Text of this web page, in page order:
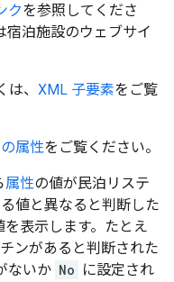
クを参照してくださ
宿泊施設のウェブサイ
、 XML 子要素をご覧
属性をご覧ください。
属性の値が民泊リステ
値と異なると判断した
表示します。たとえ
ンがあると判断された
ないか No に設定され